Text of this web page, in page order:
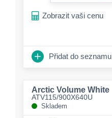
Zobrazit vaši cenu
Přidat do seznamu
Arctic Volume White
ATV115/900X640U
Skladem